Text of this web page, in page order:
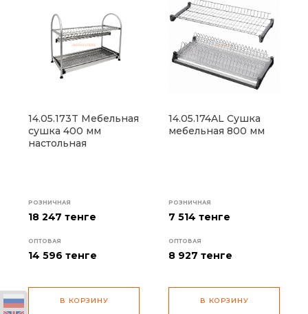
14.05.173T Мебельная
сушка 400 мм
настольная
РОЗНИЧНАЯ
18 247 тенге
ОПТОВАЯ
14 596 тенге
В КОРЗИНУ
14.05.174AL Сушка
мебельная 800 мм
РОЗНИЧНАЯ
7 514 тенге
ОПТОВАЯ
8 927 тенге
В КОРЗИНУ